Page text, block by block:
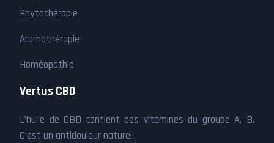
Phytothérapie
Aromathérapie
Homéopathie
Vertus CBD
L’huile de CBD contient des vitamines du groupe A, B.
C’est un antidouleur naturel.